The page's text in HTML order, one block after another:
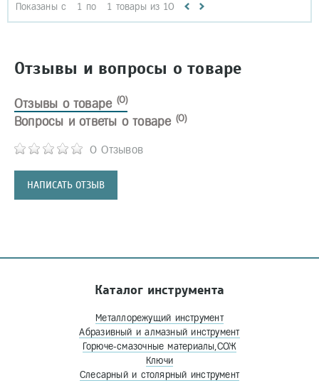
Показаны с 1 по 1 товары из 10
Отзывы и вопросы о товаре
Отзывы о товаре (0)
0 Отзывов
НАПИСАТЬ ОТЗЫВ
Вопросы и ответы о товаре (0)
Каталог инструмента
Металлорежущий инструмент
Абразивный и алмазный инструмент
Горюче-смазочные материалы,СОЖ
Ключи
Слесарный и столярный инструмент